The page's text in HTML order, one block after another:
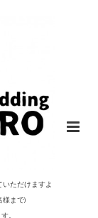
いただけますよ
様まで)
。